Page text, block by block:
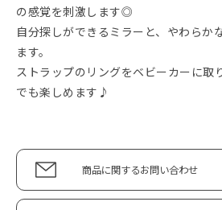
の感覚を刺激します◎
自分探しができるミラーと、やわらか
ます。
ストラップのリングをベビーカーに取
でも楽しめます♪
商品に関するお問い合わせ